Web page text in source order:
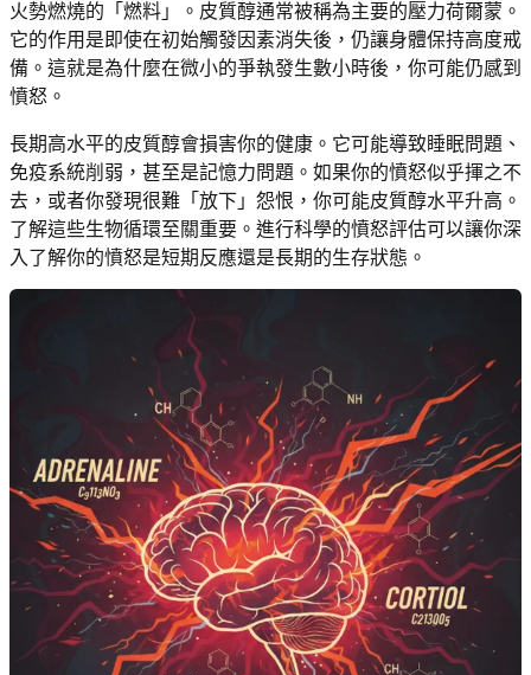
火勢燃燒的「燃料」。皮質醇通常被稱為主要的壓力荷爾蒙。
它的作用是即使在初始觸發因素消失後，仍讓身體保持高度戒
備。這就是為什麼在微小的爭執發生數小時後，你可能仍感到
憤怒。
長期高水平的皮質醇會損害你的健康。它可能導致睡眠問題、
免疫系統削弱，甚至是記憶力問題。如果你的憤怒似乎揮之不
去，或者你發現很難「放下」怨恨，你可能皮質醇水平升高。
了解這些生物循環至關重要。進行科學的憤怒評估可以讓你深
入了解你的憤怒是短期反應還是長期的生存狀態。